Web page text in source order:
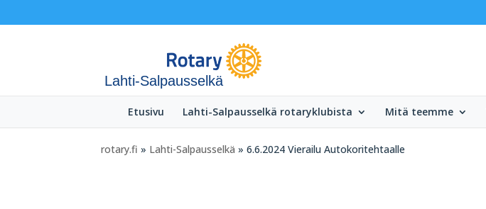
Lahti-Salpausselkä
Etusivu Lahti-Salpausselkä rotaryklubista Mitä teemme
rotary.fi » Lahti-Salpausselkä » 6.6.2024 Vierailu Autokoritehtaalle